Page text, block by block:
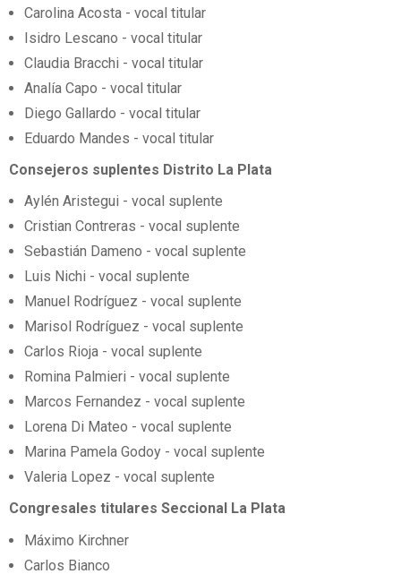
Carolina Acosta - vocal titular
Isidro Lescano - vocal titular
Claudia Bracchi - vocal titular
Analía Capo - vocal titular
Diego Gallardo - vocal titular
Eduardo Mandes - vocal titular
Consejeros suplentes Distrito La Plata
Aylén Aristegui - vocal suplente
Cristian Contreras - vocal suplente
Sebastián Dameno - vocal suplente
Luis Nichi - vocal suplente
Manuel Rodríguez - vocal suplente
Marisol Rodríguez - vocal suplente
Carlos Rioja - vocal suplente
Romina Palmieri - vocal suplente
Marcos Fernandez - vocal suplente
Lorena Di Mateo - vocal suplente
Marina Pamela Godoy - vocal suplente
Valeria Lopez - vocal suplente
Congresales titulares Seccional La Plata
Máximo Kirchner
Carlos Bianco